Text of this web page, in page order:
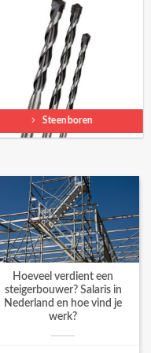
Steenboren
Hoeveel verdient een
steigerbouwer? Salaris in
Nederland en hoe vind je
werk?